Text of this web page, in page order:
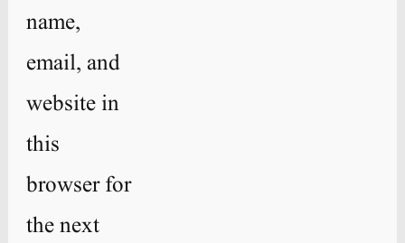
name,
email, and
website in
this
browser for
the next